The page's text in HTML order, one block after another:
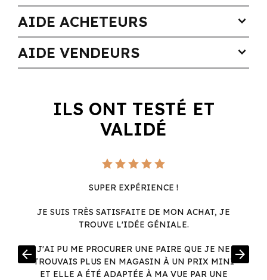
AIDE ACHETEURS expand_more
AIDE VENDEURS expand_more
ILS ONT TESTÉ ET
VALIDÉ
SUPER EXPÉRIENCE !
JE SUIS TRÈS SATISFAITE DE MON ACHAT, JE
TROUVE L'IDÉE GÉNIALE.
J'AI PU ME PROCURER UNE PAIRE QUE JE NE
TROUVAIS PLUS EN MAGASIN À UN PRIX MINI
ET ELLE A ÉTÉ ADAPTÉE À MA VUE PAR UNE
arrow_back arrow_forward